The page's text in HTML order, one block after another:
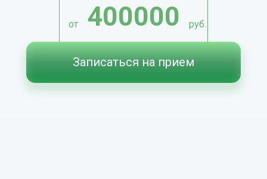
от 400000 руб.
Записаться на прием